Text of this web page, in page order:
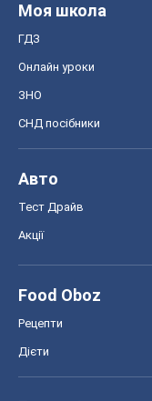
Моя школа
ГДЗ
Онлайн уроки
ЗНО
СНД посібники
Авто
Тест Драйв
Акції
Food Oboz
Рецепти
Дієти